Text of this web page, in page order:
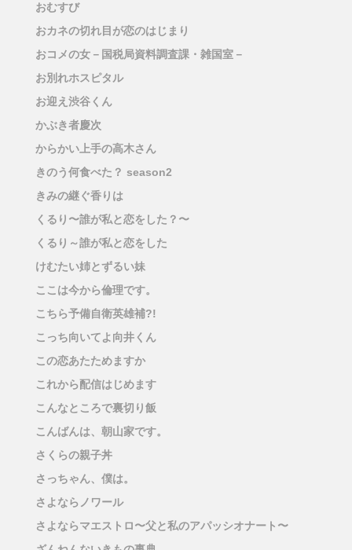
おむすび
おカネの切れ目が恋のはじまり
おコメの女－国税局資料調査課・雑国室－
お別れホスピタル
お迎え渋谷くん
かぶき者慶次
からかい上手の高木さん
きのう何食べた？ season2
きみの継ぐ香りは
くるり〜誰が私と恋をした？〜
くるり～誰が私と恋をした
けむたい姉とずるい妹
ここは今から倫理です。
こちら予備自衛英雄補?!
こっち向いてよ向井くん
この恋あたためますか
これから配信はじめます
こんなところで裏切り飯
こんばんは、朝山家です。
さくらの親子丼
さっちゃん、僕は。
さよならノワール
さよならマエストロ〜父と私のアパッシオナート〜